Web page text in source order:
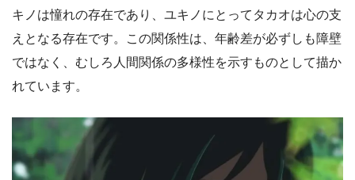
キノは憧れの存在であり、ユキノにとってタカオは心の支
えとなる存在です。この関係性は、年齢差が必ずしも障壁
ではなく、むしろ人間関係の多様性を示すものとして描か
れています。